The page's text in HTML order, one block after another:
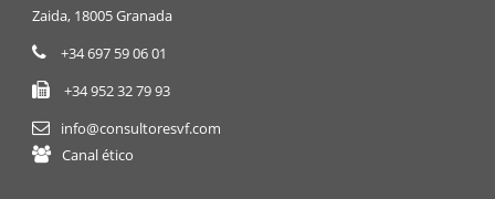
Zaida, 18005 Granada
+34 697 59 06 01
+34 952 32 79 93
info@consultoresvf.com
Canal ético